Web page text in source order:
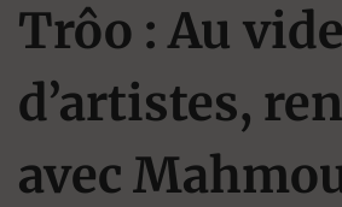
Trôo : Au
d’artistes,
avec